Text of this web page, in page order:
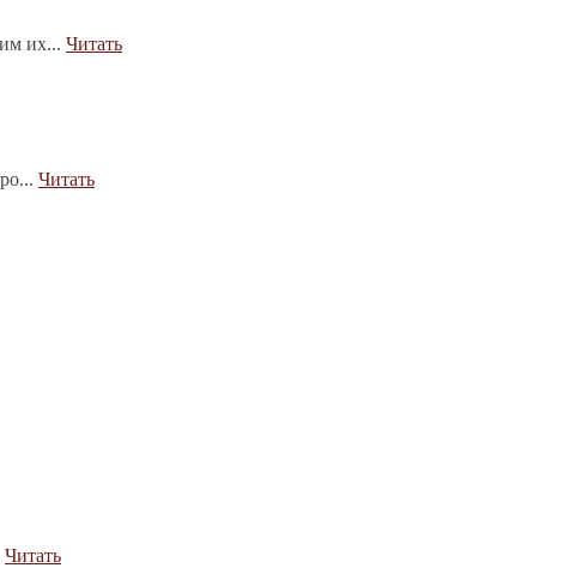
их... Читать
Читать
Читать